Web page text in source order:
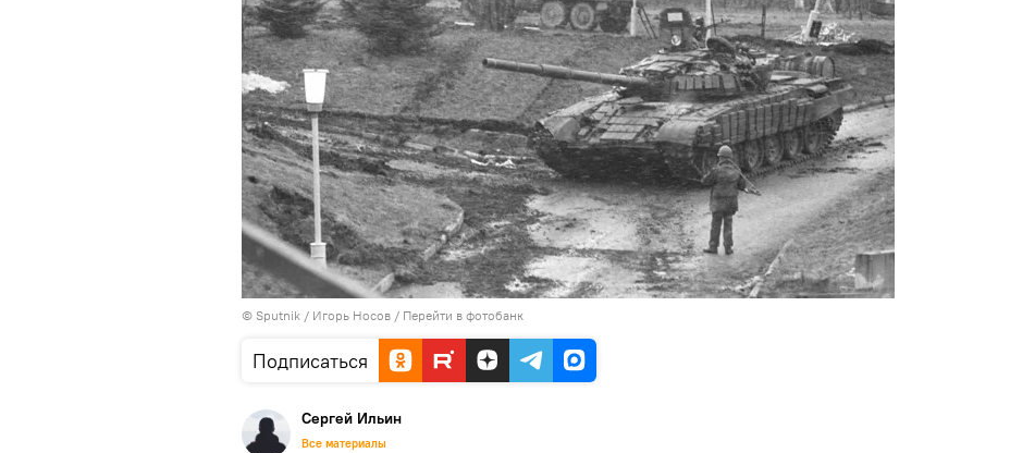
© Sputnik / Игорь Носов / Перейти в фотобанк
Подписаться
Сергей Ильин
Все материалы